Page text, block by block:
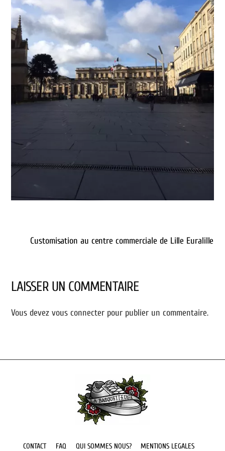
Customisation au centre commerciale de Lille Euralille
LAISSER UN COMMENTAIRE
Vous devezvous connecter pour publier un commentaire.
Back
To
Top
CONTACT FAQ QUI SOMMES NOUS? MENTIONS LEGALES